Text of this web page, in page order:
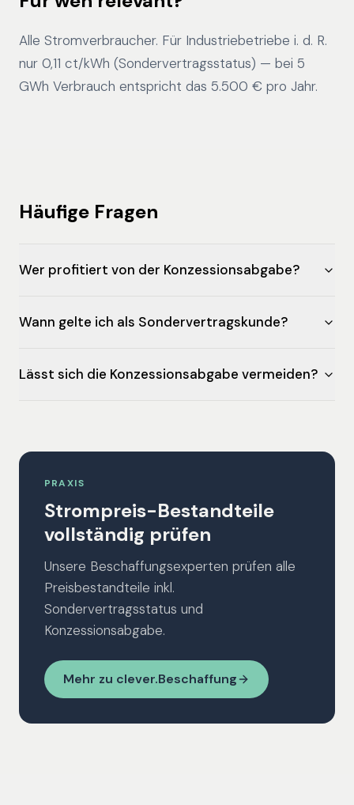
Alle Stromverbraucher. Für Industriebetriebe i. d. R.
nur 0,11 ct/kWh (Sondervertragsstatus) — bei 5
GWh Verbrauch entspricht das 5.500 € pro Jahr.
Häufige Fragen
Wer profitiert von der Konzessionsabgabe?
Wann gelte ich als Sondervertragskunde?
Lässt sich die Konzessionsabgabe vermeiden?
PRAXIS
Strompreis-Bestandteile
vollständig prüfen
Unsere Beschaffungsexperten prüfen alle
Preisbestandteile inkl.
Sondervertragsstatus und
Konzessionsabgabe.
Mehr zu clever.Beschaffung